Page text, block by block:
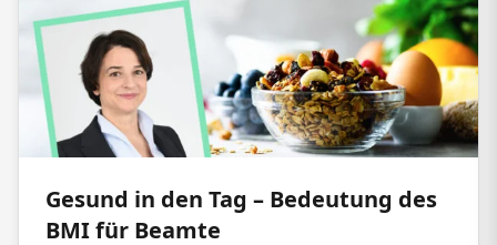
Gesund in den Tag – Bedeutung des
BMI für Beamte